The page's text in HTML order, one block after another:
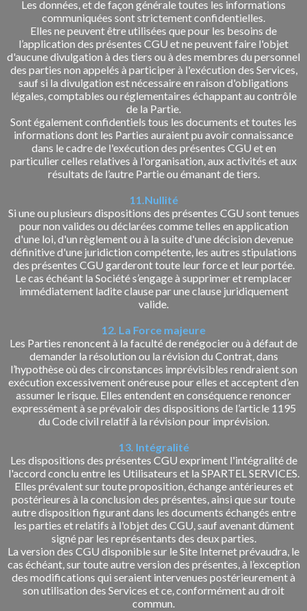
Les données, et de façon générale toutes les informations
communiquées sont strictement confidentielles.
Elles ne peuvent être utilisées que pour les besoins de
l’application des présentes CGU et ne peuvent faire l'objet
d'aucune divulgation à des tiers ou à des membres du personnel
des parties non appelés à participer à l'exécution des Services,
sauf si la divulgation est nécessaire en raison d'obligations
légales, comptables ou réglementaires échappant au contrôle
de la Partie.
Sont également confidentiels tous les documents et toutes les
informations dont les Parties auraient pu avoir connaissance
dans le cadre de l'exécution des présentes CGU et en
particulier celles relatives à l'organisation, aux activités et aux
résultats de l’autre Partie ou émanant de tiers.
11.Nullité
Si une ou plusieurs dispositions des présentes CGU sont tenues
pour non valides ou déclarées comme telles en application
d'une loi, d'un règlement ou à la suite d'une décision devenue
définitive d'une juridiction compétente, les autres stipulations
des présentes CGU garderont toute leur force et leur portée.
Le cas échéant la Société s’engage à supprimer et remplacer
immédiatement ladite clause par une clause juridiquement
valide.
12. La Force majeure
Les Parties renoncent à la faculté de renégocier ou à défaut de
demander la résolution ou la révision du Contrat, dans
l’hypothèse où des circonstances imprévisibles rendraient son
exécution excessivement onéreuse pour elles et acceptent d’en
assumer le risque. Elles entendent en conséquence renoncer
expressément à se prévaloir des dispositions de l’article 1195
du Code civil relatif à la révision pour imprévision.
13. Intégralité
Les dispositions des présentes CGU expriment l'intégralité de
l'accord conclu entre les Utilisateurs et la SPARTEL SERVICES.
Elles prévalent sur toute proposition, échange antérieures et
postérieures à la conclusion des présentes, ainsi que sur toute
autre disposition figurant dans les documents échangés entre
les parties et relatifs à l'objet des CGU, sauf avenant dûment
signé par les représentants des deux parties.
La version des CGU disponible sur le Site Internet prévaudra, le
cas échéant, sur toute autre version des présentes, à l’exception
des modifications qui seraient intervenues postérieurement à
son utilisation des Services et ce, conformément au droit
commun.